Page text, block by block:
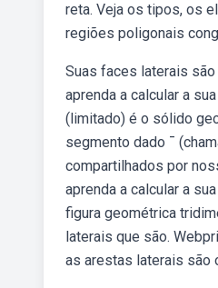
reta. Veja os tipos, os
regiões poligonais
Suas faces laterais
aprenda a calcular a
(limitado) é o sólido
segmento dado ¯
compartilhados por
aprenda a calcular a
figura geométrica
laterais que são.
as arestas laterais são